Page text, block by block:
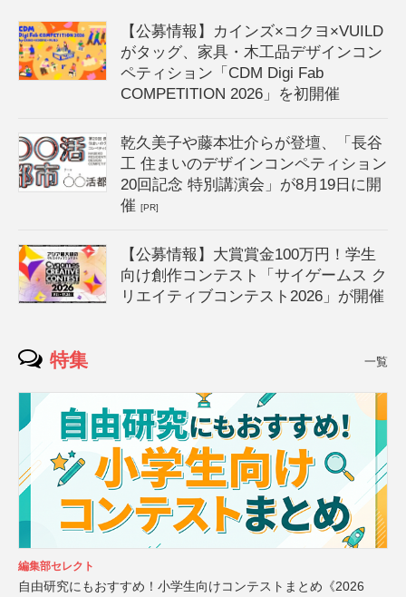
【公募情報】カインズ×コクヨ×VUILD
がタッグ、家具・木工品デザインコン
ペティション「CDM Digi Fab
COMPETITION 2026」を初開催
乾久美子や藤本壮介らが登壇、「長谷
工 住まいのデザインコンペティション
20回記念 特別講演会」が8月19日に開
催[PR]
【公募情報】大賞賞金100万円！学生
向け創作コンテスト「サイゲームス ク
リエイティブコンテスト2026」が開催
特集 一覧
編集部セレクト
自由研究にもおすすめ！小学生向けコンテストまとめ《2026